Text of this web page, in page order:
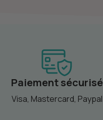
Paiement sécurisé
Visa, Mastercard, Paypal